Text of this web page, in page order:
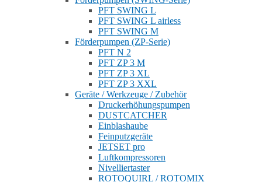
PFT SWING L
PFT SWING L airless
PFT SWING M
Förderpumpen (ZP-Serie)
PFT N 2
PFT ZP 3 M
PFT ZP 3 XL
PFT ZP 3 XXL
Geräte / Werkzeuge / Zubehör
Druckerhöhungspumpen
DUSTCATCHER
Einblashaube
Feinputzgeräte
JETSET pro
Luftkompressoren
Nivelliertaster
ROTOQUIRL / ROTOMIX